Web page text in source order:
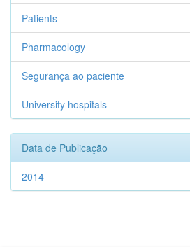
Patients
Pharmacology
Segurança ao paciente
University hospitals
Data de Publicação
2014